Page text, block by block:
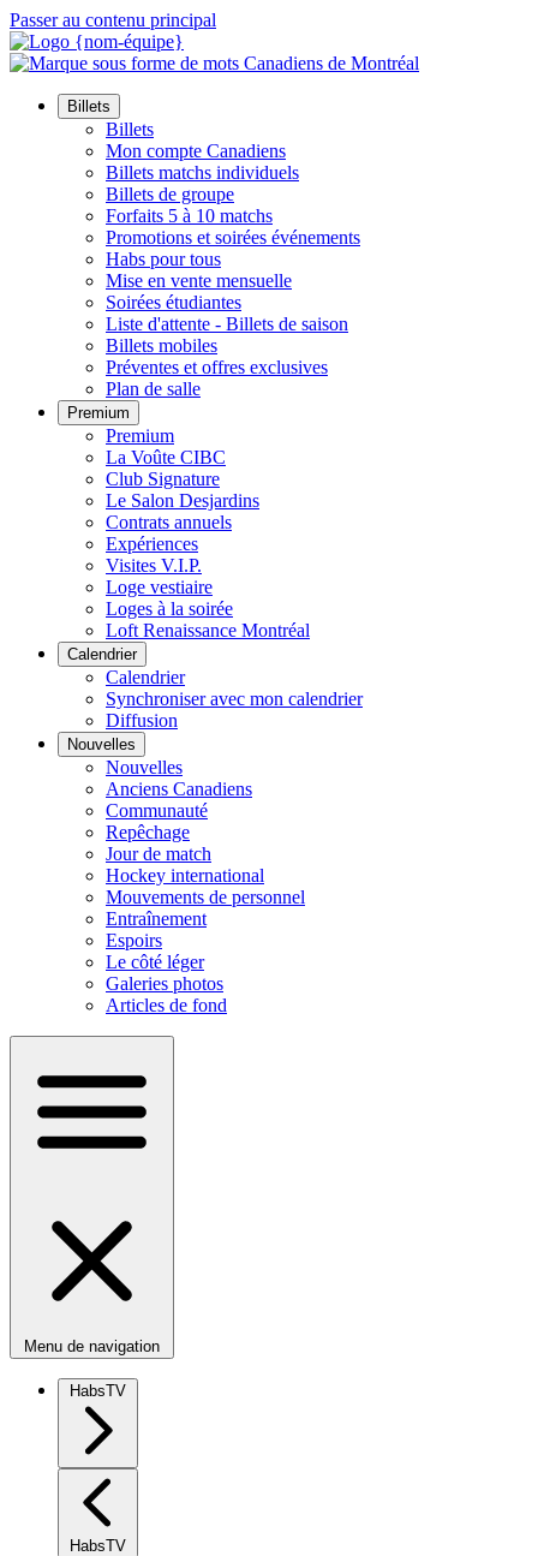
Passer au contenu principal
Billets
Billets
Mon compte Canadiens
Billets matchs individuels
Billets de groupe
Forfaits 5 à 10 matchs
Promotions et soirées événements
Habs pour tous
Mise en vente mensuelle
Soirées étudiantes
Liste d'attente - Billets de saison
Billets mobiles
Préventes et offres exclusives
Plan de salle
Premium
Premium
La Voûte CIBC
Club Signature
Le Salon Desjardins
Contrats annuels
Expériences
Visites V.I.P.
Loge vestiaire
Loges à la soirée
Loft Renaissance Montréal
Calendrier
Calendrier
Synchroniser avec mon calendrier
Diffusion
Nouvelles
Nouvelles
Anciens Canadiens
Communauté
Repêchage
Jour de match
Hockey international
Mouvements de personnel
Entraînement
Espoirs
Le côté léger
Galeries photos
Articles de fond
Menu de navigation
HabsTV
HabsTV